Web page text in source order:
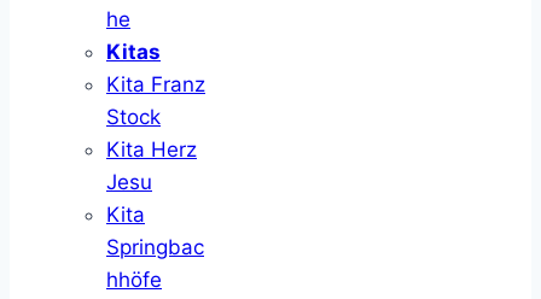
he
Kitas
Kita Franz
Stock
Kita Herz
Jesu
Kita
Springbac
hhöfe